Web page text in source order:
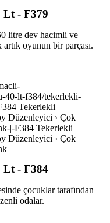
Lt - F379
litre dev hacimli ve
oyunun bir parçası.
40-lt-f384/tekerlekli-
Tekerlekli
Düzenleyici › Çok
|-F384 Tekerlekli
Düzenleyici › Çok
Lt - F384
çocuklar tarafından
odalar.